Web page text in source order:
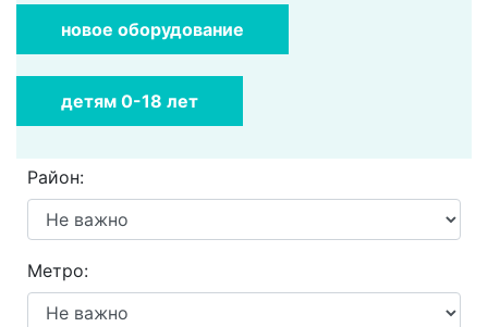
новое оборудование
детям 0-18 лет
Район:
Метро: